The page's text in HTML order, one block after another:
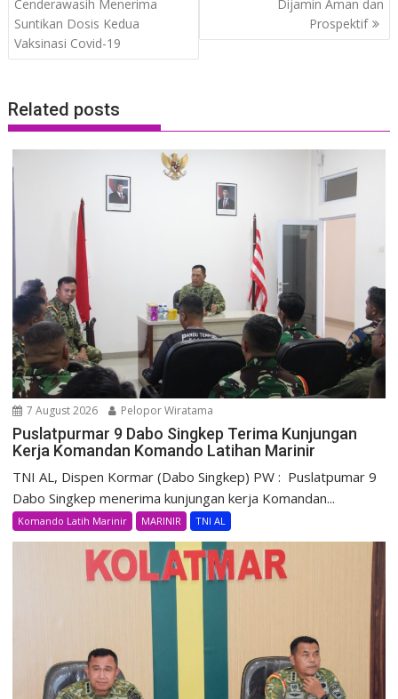
Cenderawasih Menerima
Suntikan Dosis Kedua
Vaksinasi Covid-19
Dijamin Aman dan
Prospektif
Related posts
7 August 2026 Pelopor Wiratama
Puslatpurmar 9 Dabo Singkep Terima Kunjungan
Kerja Komandan Komando Latihan Marinir
TNI AL, Dispen Kormar (Dabo Singkep) PW : Puslatpumar 9
Dabo Singkep menerima kunjungan kerja Komandan...
Komando Latih Marinir MARINIR TNI AL